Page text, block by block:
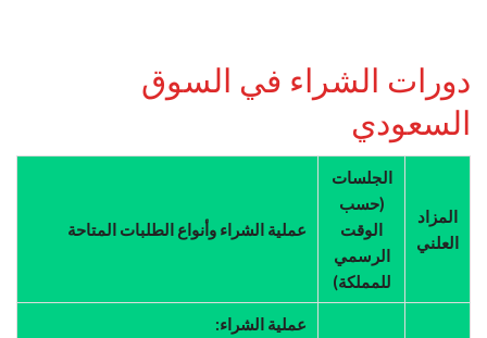
دورات الشراء في السوق
السعودي
المزاد
العلني
الجلسات
(حسب
الوقت
الرسمي
للمملكة)
عملية الشراء وأنواع الطلبات المتاحة
عملية الشراء: